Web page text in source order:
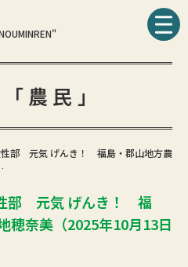
農民」
部 元気 げんき！ 福島・郡山地方農
部 元気 げんき！ 福
穂奈美（2025年10月13日